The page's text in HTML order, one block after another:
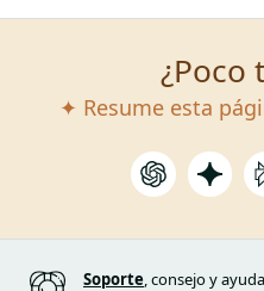
¿Poco
✦ Resume esta
Soporte , consejo y